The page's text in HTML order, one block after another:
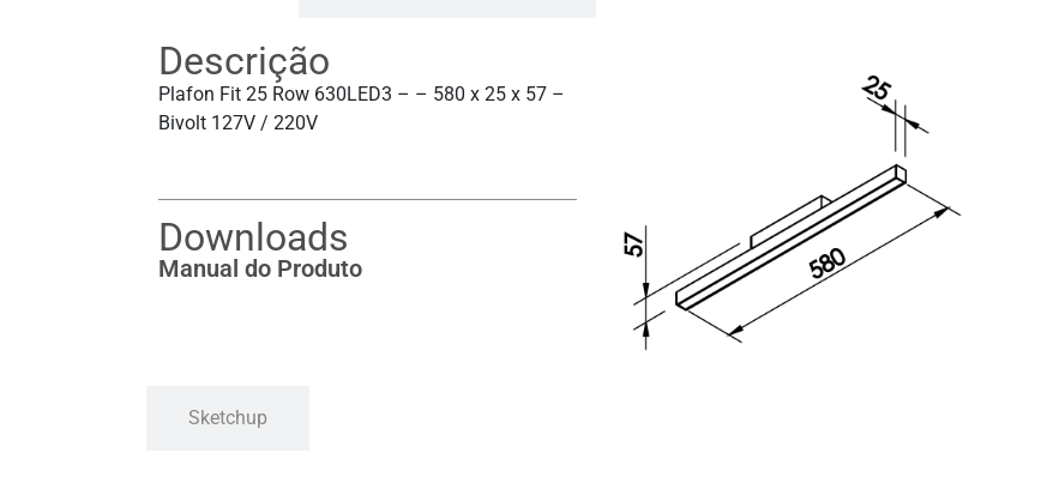
Descrição
Plafon Fit 25 Row 630LED3 – – 580 x 25 x 57 –
Bivolt 127V / 220V
Downloads
Manual do Produto
Sketchup